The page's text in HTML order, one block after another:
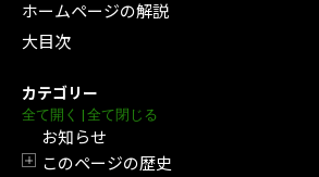
ホームページの解説
大目次
カテゴリー
全て開く | 全て閉じる
お知らせ
このページの歴史